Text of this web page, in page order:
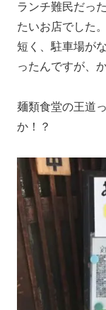
ランチ難民だっ
たいお店でした
短く、駐車場が
ったんですが、
麺類食堂の王道
か！？